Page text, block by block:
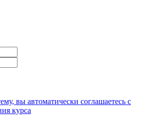
вы автоматически соглашаетесь с
курса